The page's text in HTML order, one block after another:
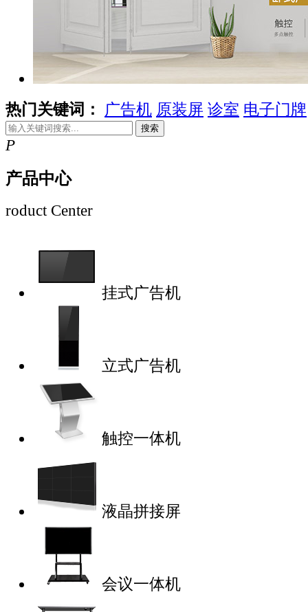
热门关键词： 广告机 原装屏 诊室 电子门牌
搜索
P
产品中心
roduct Center
挂式广告机
立式广告机
触控一体机
液晶拼接屏
会议一体机